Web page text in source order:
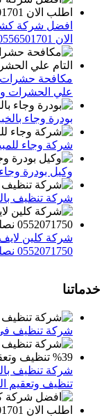
الان 0556501701‬‏ – تقارير معتمدة
علي الحشرات
بودرة وجاء
شركة وجاء
وكيل بودرة
شركة تنظيف
0552071750 نصلك اينما كنت
خدماتنا
شركة تنظيف
تنظيف وتعقيم